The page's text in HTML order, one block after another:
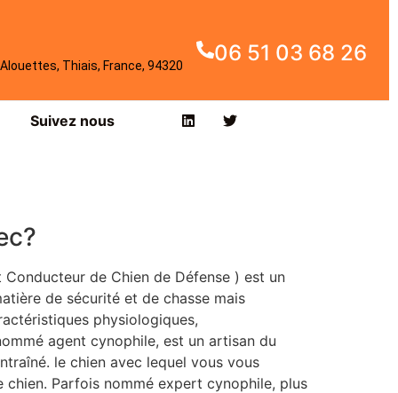
Thiais, France, 94320 06 51 03 68 26
Suivez nous
de Chien de Défense ) est un
de sécurité et de chasse mais
physiologiques,
agent cynophile, est un artisan du
le chien avec lequel vous vous
Parfois nommé expert cynophile, plus